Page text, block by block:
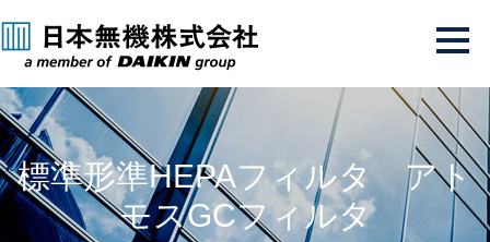
標準形準HEPAフィルタ アト
モスGCフィルタ